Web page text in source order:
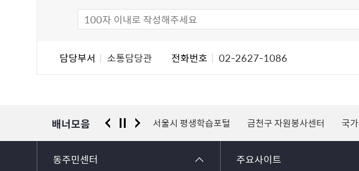
담당부서 소통담당관 전화번호 02-2627-1086
배너모음
서울시 평생학습포털 금천구 자원봉사센터 국가안전시스템개편 종합대책
동주민센터 주요사이트